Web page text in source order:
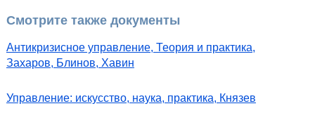
Смотрите также документы
Антикризисное управление, Теория и практика,
Захаров, Блинов, Хавин
Управление: искусство, наука, практика, Князев